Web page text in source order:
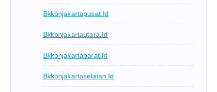
Bkkbnjakartapusat.id
Bkkbnjakartautara.id
Bkkbnjakartabarat.id
Bkkbnjakartaselatan.id